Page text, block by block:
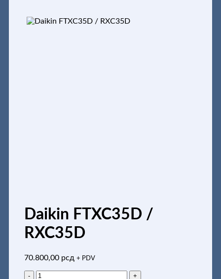
Daikin FTXC35D /
RXC35D
70.800,00 рсд + PDV
Daikin